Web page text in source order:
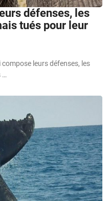
défenses, les
tués pour leur
compose leurs défenses, les
…